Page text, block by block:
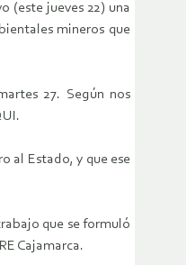
(este jueves 22) una
mineros que
27. Según nos
al Estado, y que ese
que se formuló
Cajamarca.